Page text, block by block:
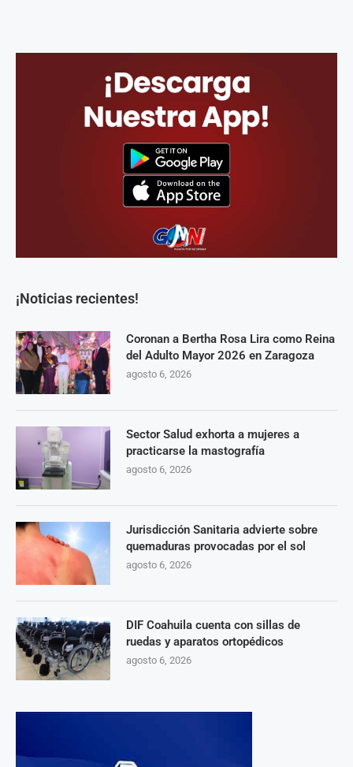
¡Noticias recientes!
Coronan a Bertha Rosa Lira como Reina
del Adulto Mayor 2026 en Zaragoza
agosto 6, 2026
Sector Salud exhorta a mujeres a
practicarse la mastografía
agosto 6, 2026
Jurisdicción Sanitaria advierte sobre
quemaduras provocadas por el sol
agosto 6, 2026
DIF Coahuila cuenta con sillas de
ruedas y aparatos ortopédicos
agosto 6, 2026